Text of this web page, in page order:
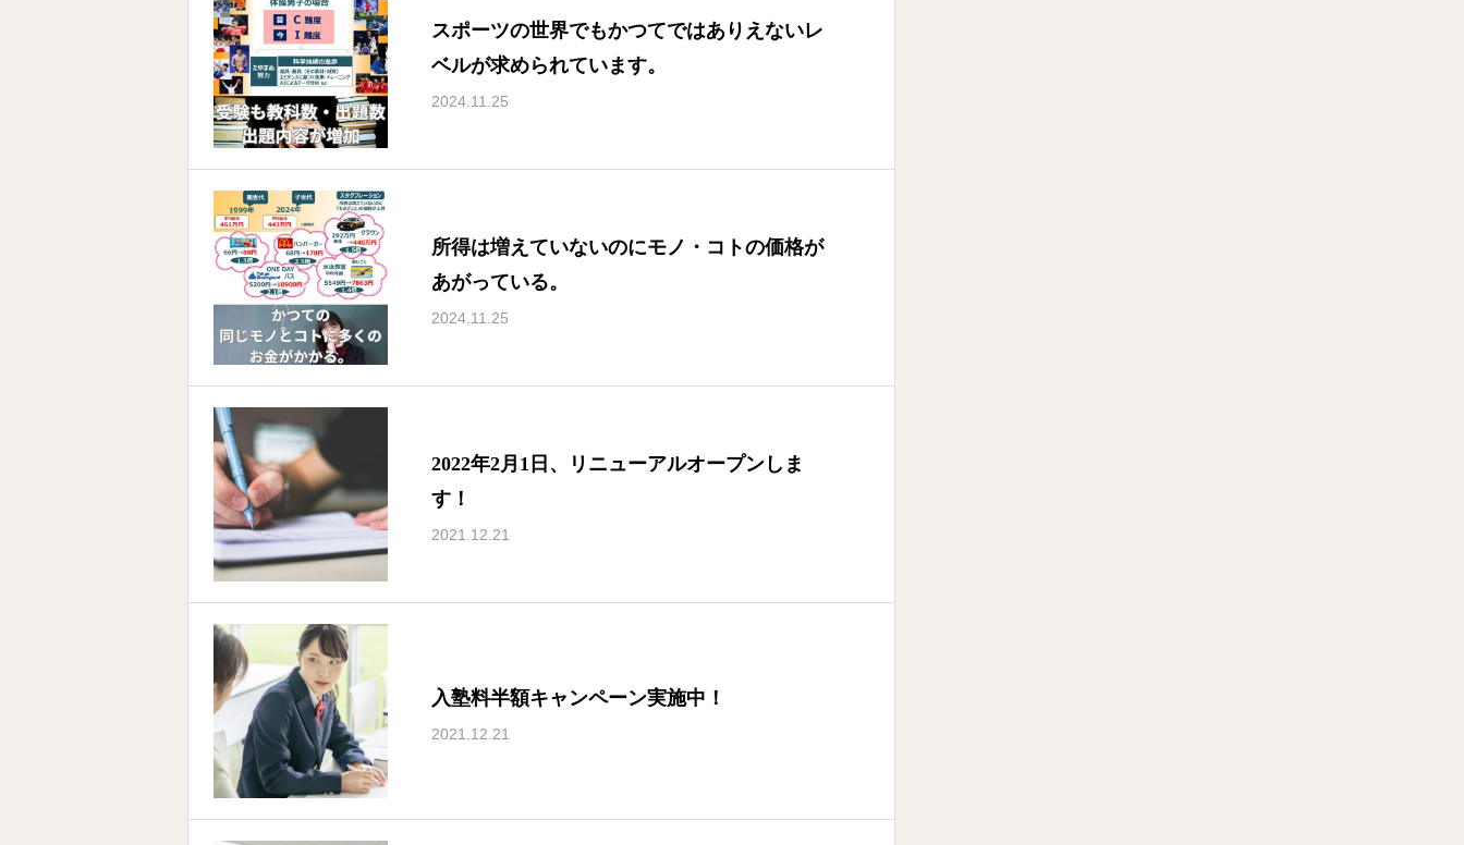
スポーツの世界でもかつてではありえないレ
ベルが求められています。
2024.11.25
所得は増えていないのにモノ・コトの価格が
あがっている。
2024.11.25
2022年2月1日、リニューアルオープンしま
す！
2021.12.21
入塾料半額キャンペーン実施中！
2021.12.21